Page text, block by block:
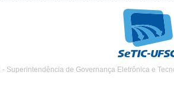
- Superintendência de Governança Eletrônica e